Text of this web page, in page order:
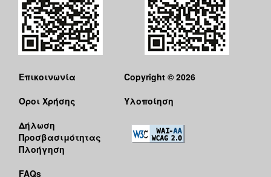
Επικοινωνία
Όροι Χρήσης
Δήλωση
Προσβασιμότητας
Πλοήγηση
FAQs
Copyright © 2026
Υλοποίηση